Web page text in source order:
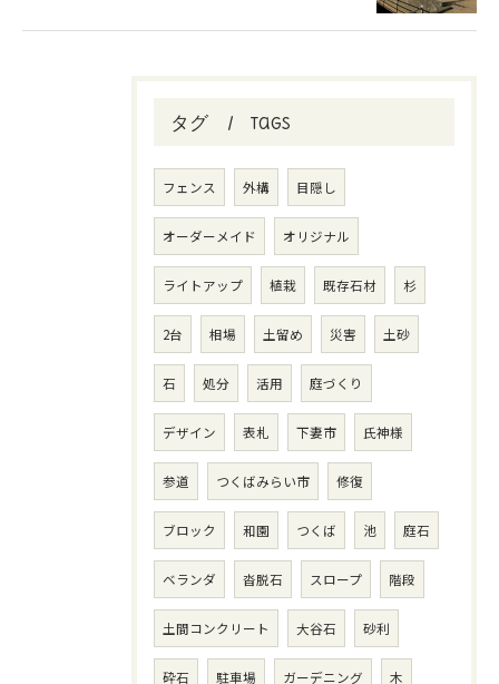
タグ Tags
フェンス 外構 目隠し
オーダーメイド オリジナル
ライトアップ 植栽 既存石材 杉
2台 相場 土留め 災害 土砂
石 処分 活用 庭づくり
デザイン 表札 下妻市 氏神様
参道 つくばみらい市 修復
ブロック 和園 つくば 池 庭石
ベランダ 沓脱石 スロープ 階段
土間コンクリート 大谷石 砂利
砕石 駐車場 ガーデニング 木